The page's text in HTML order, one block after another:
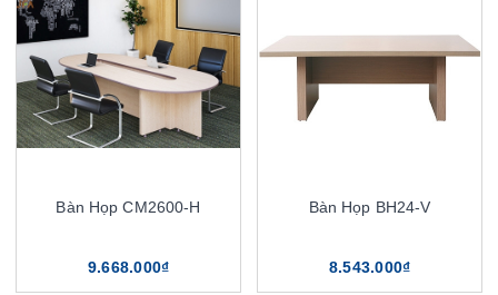
Bàn Họp CM2600-H
9.668.000₫
Bàn Họp BH24-V
8.543.000₫